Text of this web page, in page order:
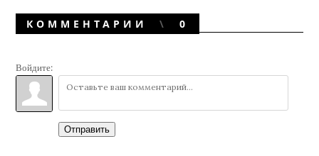
КОММЕНТАРИИ 0
Войдите:
Отправить